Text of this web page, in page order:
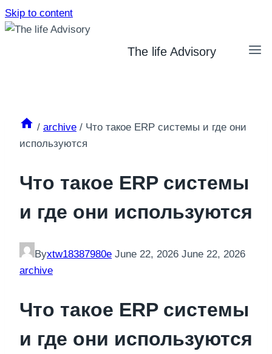
Skip to content
The life Advisory
/ archive / Что такое ERP системы и где они
используются
Что такое ERP системы
и где они используются
Byxtw18387980e June 22, 2026 June 22, 2026
archive
Что такое ERP системы
и где они используются